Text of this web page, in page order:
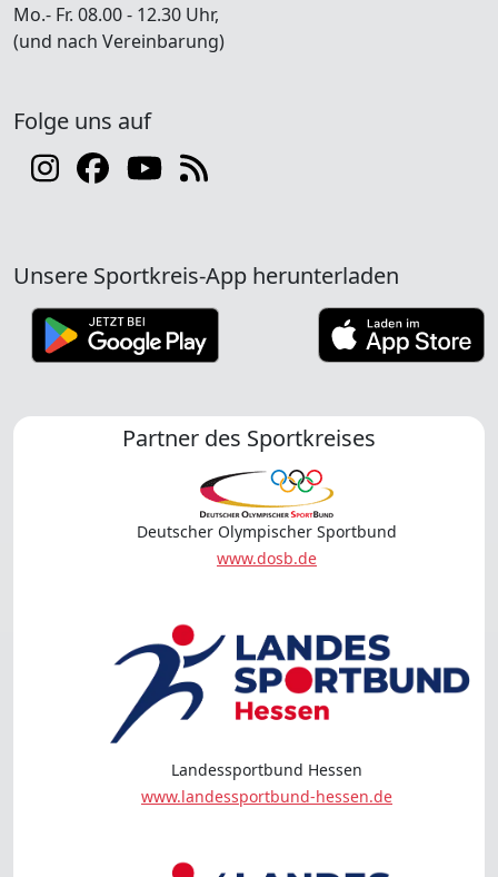
Mo.- Fr. 08.00 - 12.30 Uhr,
(und nach Vereinbarung)
Folge uns auf
Unsere Sportkreis-App herunterladen
Partner des Sportkreises
Deutscher Olympischer Sportbund
www.dosb.de
Landessportbund Hessen
www.landessportbund-hessen.de